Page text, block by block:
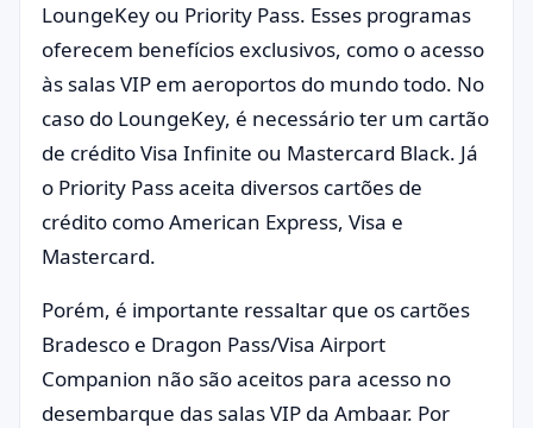
LoungeKey ou Priority Pass. Esses programas
oferecem benefícios exclusivos, como o acesso
às salas VIP em aeroportos do mundo todo. No
caso do LoungeKey, é necessário ter um cartão
de crédito Visa Infinite ou Mastercard Black. Já
o Priority Pass aceita diversos cartões de
crédito como American Express, Visa e
Mastercard.
Porém, é importante ressaltar que os cartões
Bradesco e Dragon Pass/Visa Airport
Companion não são aceitos para acesso no
desembarque das salas VIP da Ambaar. Por